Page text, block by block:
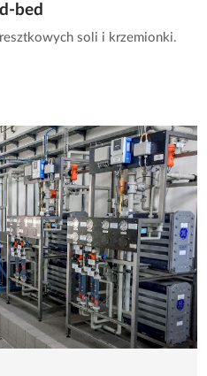
bed
soli i krzemionki.